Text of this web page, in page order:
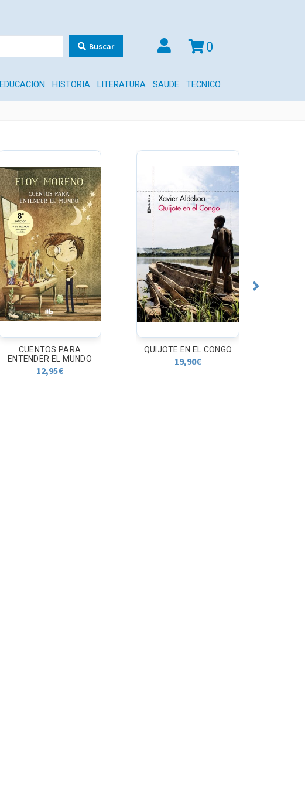
Buscar 0
EDUCACION HISTORIA LITERATURA SAUDE TECNICO
CUENTOS PARA
ENTENDER EL MUNDO
12,95€
QUIJOTE EN EL CONGO
19,90€